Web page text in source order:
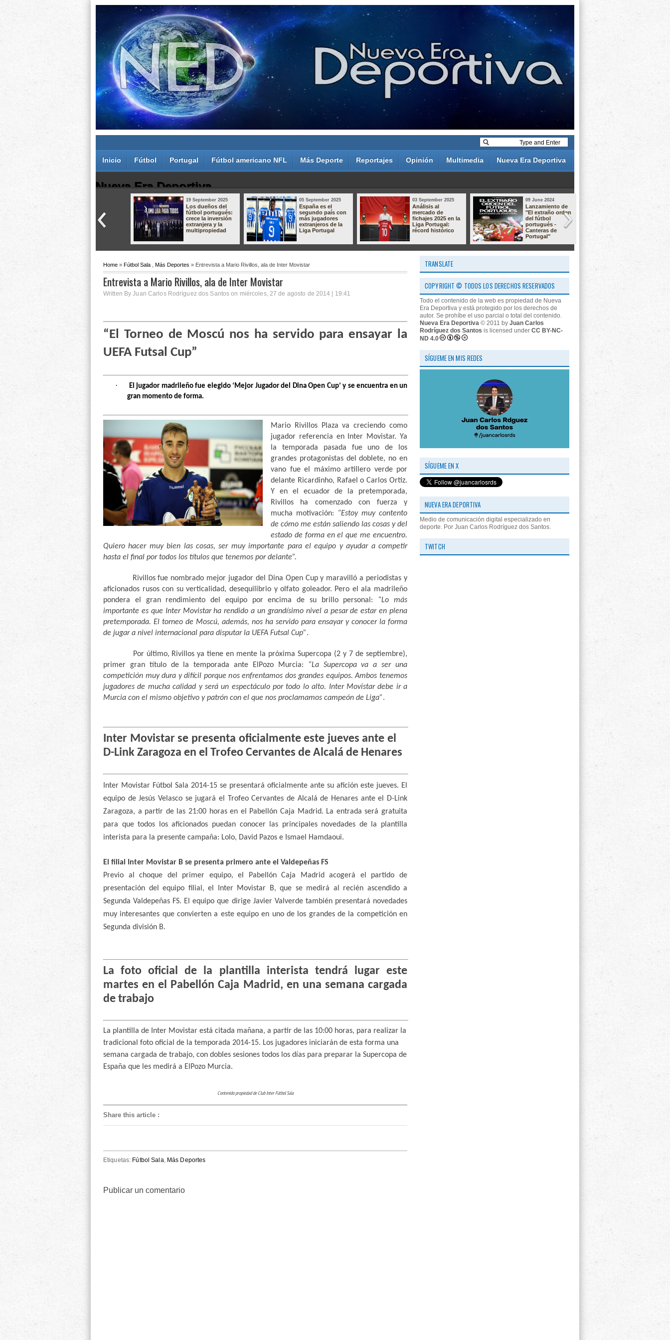
Inicio Fútbol Portugal Fútbol americano NFL Más Deporte Reportajes Opinión Multimedia Nueva Era Deportiva
Nueva Era Deportiva
Juan Carlos Rodríguez dos Santos
19 September 2025
Los dueños del
fútbol portugués:
crece la inversión
extranjera y la
multipropiedad
05 September 2025
España es el
segundo país con
más jugadores
extranjeros de la
Liga Portugal
03 September 2025
Análisis al
mercado de
fichajes 2025 en la
Liga Portugal:
récord histórico
09 June 2024
Lanzamiento de
"El extraño orden
del fútbol
portugués -
Canteras de
Portugal"
19 May 2024
Análisis de
Liga
23/24:
Home » Fútbol Sala Más Deportes » Entrevista a Mario Rivillos, ala de Inter Movistar
Entrevista a Mario Rivillos, ala de Inter Movistar
Written By Juan Carlos Rodríguez dos Santos on miércoles, 27 de agosto de 2014 | 19:41
“El Torneo de Moscú nos ha servido para ensayar la
UEFA Futsal Cup”
·
El jugador madrileño fue elegido ‘Mejor Jugador del Dina Open Cup’ y se encuentra en un
gran momento de forma.
Mario Rivillos Plaza va creciendo como
jugador referencia en Inter Movistar. Ya
la temporada pasada fue uno de los
grandes protagonistas del doblete, no en
vano fue el máximo artillero verde por
delante Ricardinho, Rafael o Carlos Ortiz.
Y en el ecuador de la pretemporada,
Rivillos ha comenzado con fuerza y
mucha motivación:
“Estoy muy contento
de cómo me están saliendo las cosas y del
estado de forma en el que me encuentro.
Quiero hacer muy bien las cosas, ser muy importante para el equipo y ayudar a competir
hasta el final por todos los títulos que tenemos por delante”.
Rivillos fue nombrado mejor jugador del Dina Open Cup y maravilló a periodistas y
aficionados rusos con su verticalidad, desequilibrio y olfato goleador. Pero el ala madrileño
pondera el gran rendimiento del equipo por encima de su brillo personal:
“Lo más
importante es que Inter Movistar ha rendido a un grandísimo nivel a pesar de estar en plena
pretemporada. El torneo de Moscú, además, nos ha servido para ensayar y conocer la forma
de jugar a nivel internacional para disputar la UEFA Futsal Cup”.
Por último, Rivillos ya tiene en mente la próxima Supercopa (2 y 7 de septiembre),
primer gran título de la temporada ante ElPozo Murcia:
“La Supercopa va a ser una
competición muy dura y difícil porque nos enfrentamos dos grandes equipos. Ambos tenemos
jugadores de mucha calidad y será un espectáculo por todo lo alto. Inter Movistar debe ir a
Murcia con el mismo objetivo y patrón con el que nos proclamamos campeón de Liga”.
Inter Movistar se presenta oficialmente este jueves ante el
D-Link Zaragoza en el Trofeo Cervantes de Alcalá de Henares
Inter Movistar Fútbol Sala 2014-15 se presentará oficialmente ante su afición este jueves. El
equipo de Jesús Velasco se jugará el Trofeo Cervantes de Alcalá de Henares ante el D-Link
Zaragoza, a partir de las 21:00 horas en el Pabellón Caja Madrid. La entrada será gratuita
para que todos los aficionados puedan conocer las principales novedades de la plantilla
interista para la presente campaña: Lolo, David Pazos e Ismael Hamdaoui.
El filial Inter Movistar B se presenta primero ante el Valdepeñas FS
Previo al choque del primer equipo, el Pabellón Caja Madrid acogerá el partido de
presentación del equipo filial, el Inter Movistar B, que se medirá al recién ascendido a
Segunda Valdepeñas FS. El equipo que dirige Javier Valverde también presentará novedades
muy interesantes que convierten a este equipo en uno de los grandes de la competición en
Segunda división B.
La foto oficial de la plantilla interista tendrá lugar este
martes en el Pabellón Caja Madrid, en una semana cargada
de trabajo
La plantilla de Inter Movistar está citada mañana, a partir de las 10:00 horas, para realizar la
tradicional foto oficial de la temporada 2014-15. Los jugadores iniciarán de esta forma una
semana cargada de trabajo, con dobles sesiones todos los días para preparar la Supercopa de
España que les medirá a ElPozo Murcia.
Contenido propiedad de Club Inter Fútbol Sala
Share this article :
Etiquetas: Fútbol Sala, Más Deportes
Publicar un comentario
TRANSLATE
COPYRIGHT © TODOS LOS DERECHOS RESERVADOS
Todo el contenido de la web es propiedad de Nueva
Era Deportiva y está protegido por los derechos de
autor. Se prohíbe el uso parcial o total del contenido.
Nueva Era Deportiva © 2011 by Juan Carlos
Rodríguez dos Santos is licensed under CC BY-NC-
ND 4.0
SÍGUEME EN MIS REDES
SÍGUEME EN X
NUEVA ERA DEPORTIVA
Medio de comunicación digital especializado en
deporte. Por Juan Carlos Rodríguez dos Santos.
TWITCH